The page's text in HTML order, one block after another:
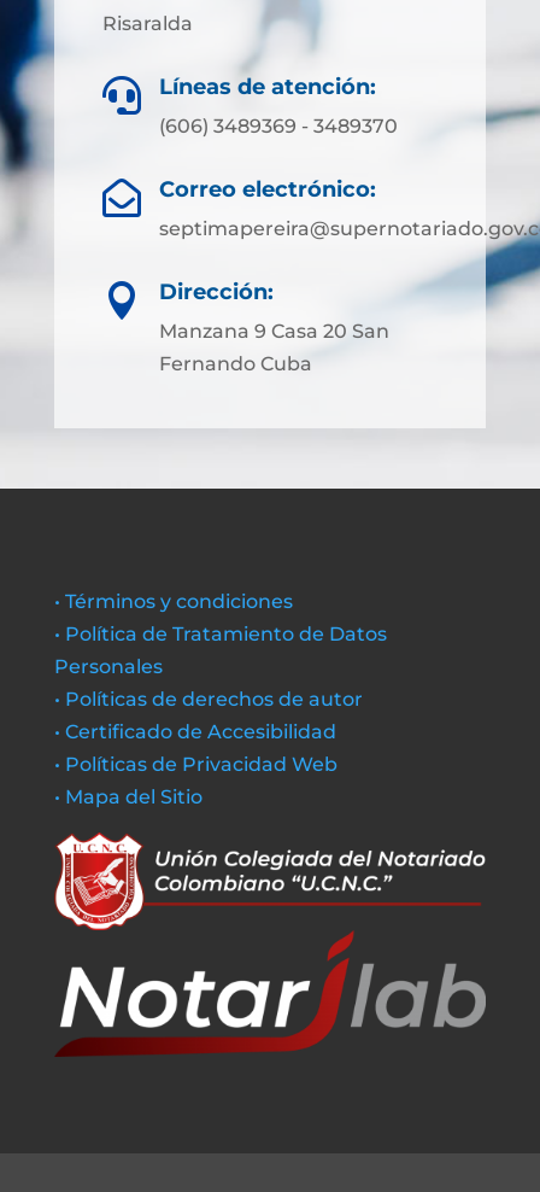
Risaralda
 Líneas de atención:
(606) 3489369 - 3489370
 Correo electrónico:
 Dirección:
Manzana 9 Casa 20 San
Fernando Cuba
• Términos y condiciones
• Política de Tratamiento de Datos
Personales
• Políticas de derechos de autor
• Certificado de Accesibilidad
• Políticas de Privacidad Web
• Mapa del Sitio